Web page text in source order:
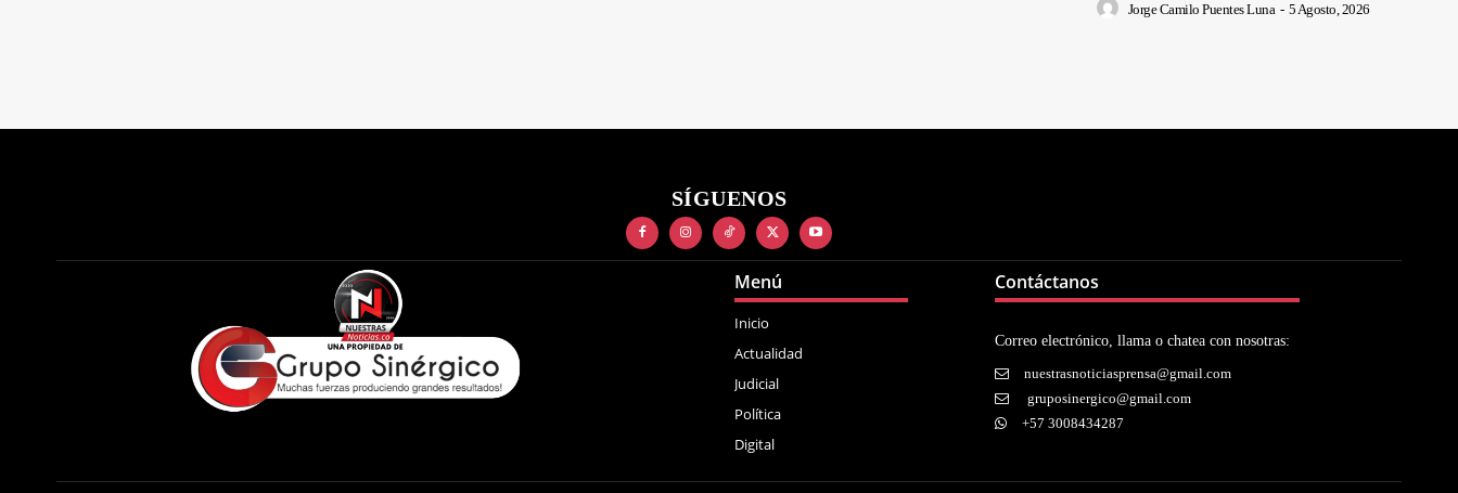
Jorge Camilo Puentes Luna - 5 Agosto, 2026
SÍGUENOS
Menú
Inicio
Actualidad
Judicial
Política
Digital
Contáctanos
Correo electrónico, llama o chatea con nosotras:
nuestrasnoticiasprensa@gmail.com
gruposinergico@gmail.com
+57 3008434287